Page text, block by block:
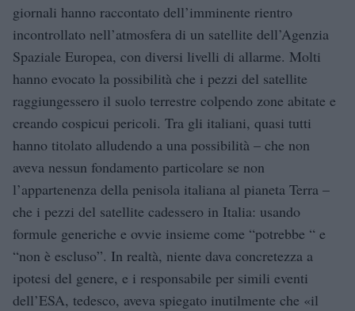
giornali hanno raccontato dell’imminente rientro
incontrollato nell’atmosfera di un satellite dell’Agenzia
Spaziale Europea, con diversi livelli di allarme. Molti
hanno evocato la possibilità che i pezzi del satellite
raggiungessero il suolo terrestre colpendo zone abitate e
creando cospicui pericoli. Tra gli italiani, quasi tutti
hanno titolato alludendo a una possibilità – che non
aveva nessun fondamento particolare se non
l’appartenenza della penisola italiana al pianeta Terra –
che i pezzi del satellite cadessero in Italia: usando
formule generiche e ovvie insieme come “potrebbe “ e
“non è escluso”. In realtà, niente dava concretezza a
ipotesi del genere, e i responsabile per simili eventi
dell’ESA, tedesco, aveva spiegato inutilmente che «il